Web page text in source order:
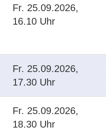
Fr. 25.09.2026,
16.10 Uhr
Fr. 25.09.2026,
17.30 Uhr
Fr. 25.09.2026,
18.30 Uhr